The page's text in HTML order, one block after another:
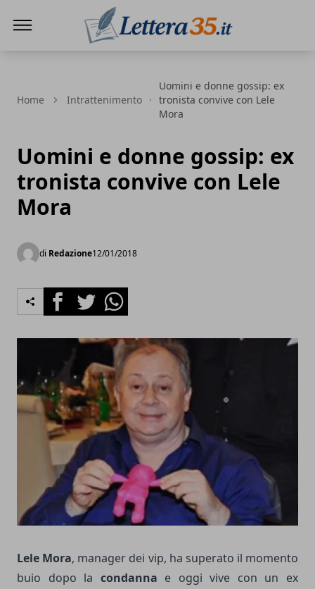
Home Intrattenimento
Uomini e donne gossip: ex
tronista convive con Lele
Mora
Uomini e donne gossip: ex
tronista convive con Lele
Mora
di Redazione12/01/2018
FacebookTwitterWhatsapp
Lele Mora, manager dei vip, ha superato il momento
buio dopo la condanna e oggi vive con un ex